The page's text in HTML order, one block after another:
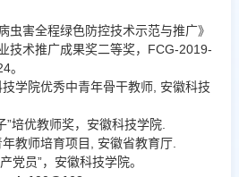
虫害全程绿色防控技术示范与推广》
技术推广成果奖二等奖，FCG-2019-
。
学院优秀中青年骨干教师, 安徽科技
”培优教师奖，安徽科技学院.
教师培育项目, 安徽省教育厅.
党员”，安徽科技学院。